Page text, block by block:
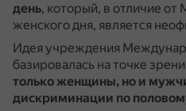
день, который, в отличие
женского дня, является
Идея учреждения
базировалась на точке
только женщины, но и
дискриминации по